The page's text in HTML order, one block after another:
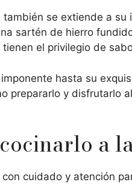
se extiende a su
sartén de hierro
el privilegio de
hasta su
prepararlo y disfrutarlo
a
cuidado y atención